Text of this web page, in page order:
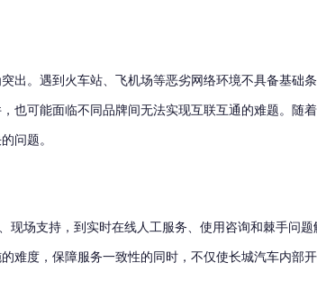
。遇到火车站、飞机场等恶劣网络环境不具备基础条
也可能面临不同品牌间无法实现互联互通的难题。随
问题。
场支持，到实时在线人工服务、使用咨询和棘手问题
难度，保障服务一致性的同时，不仅使长城汽车内部